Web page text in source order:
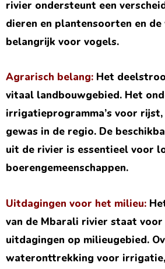
rivier ondersteunt een
dieren en plantensoorten en
belangrijk voor vogels.
Agrarisch belang: Het
vitaal landbouwgebied. Het
irrigatieprogramma’s voor
gewas in de regio. De
uit de rivier is essentieel voor
boerengemeenschappen.
Uitdagingen voor het milieu:
van de Mbarali rivier staat
uitdagingen op milieugebied.
wateronttrekking voor